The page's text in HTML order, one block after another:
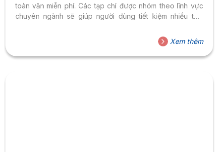
toàn văn miễn phí. Các tạp chí được nhóm theo lĩnh vực
chuyên ngành sẽ giúp người dùng tiết kiệm nhiều thời
học đa ngành. Các tạp chí trên AndoLab có đầy các
thông tin như: Tên tạp chí, Link truy cập:
https://lepipheromone.sakura.ne.jp/OAJ/OAJ_00.htmlHướng
Xem thêm